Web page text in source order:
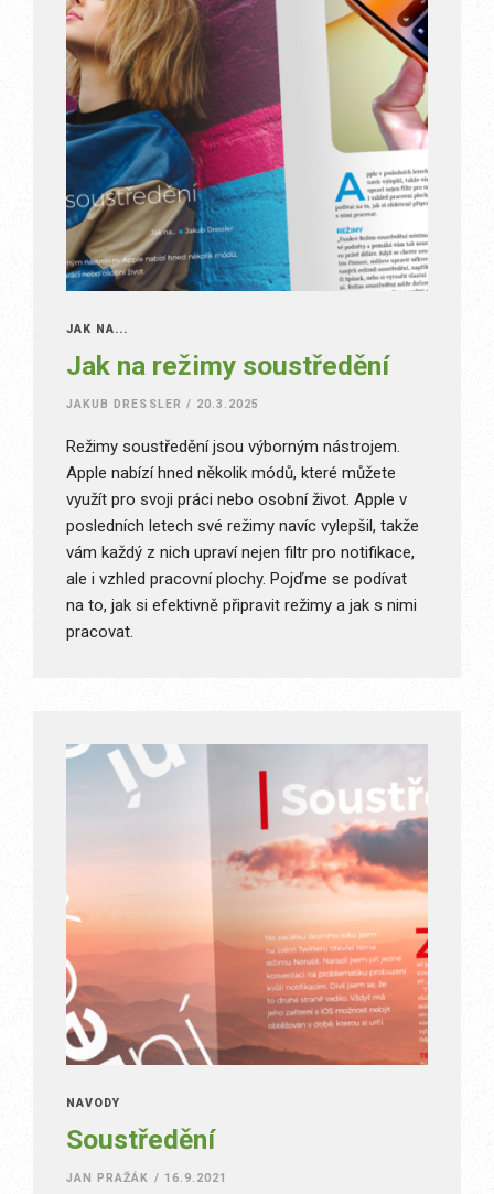
JAK NA...
Jak na režimy soustředění
JAKUB DRESSLER / 20.3.2025
Režimy soustředění jsou výborným nástrojem.
Apple nabízí hned několik módů, které můžete
využít pro svoji práci nebo osobní život. Apple v
posledních letech své režimy navíc vylepšil, takže
vám každý z nich upraví nejen filtr pro notifikace,
ale i vzhled pracovní plochy. Pojďme se podívat
na to, jak si efektivně připravit režimy a jak s nimi
pracovat.
NÁVODY
Soustředění
JAN PRAŽÁK / 16.9.2021